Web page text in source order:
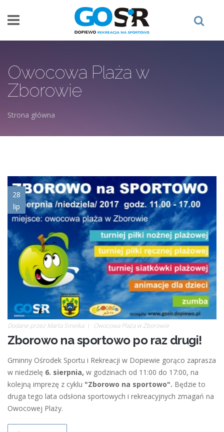
Owocowa Plaża w
Zborowie
Strona główna
28
lip
Dodane przez Marta Smelka Owocowa Plaża w Zborowie
Zborowo na sportowo po raz drugi!
Gminny Ośrodek Sportu i Rekreacji w Dopiewie gorąco zaprasza
w niedzielę 6. sierpnia, w godzinach od 11:00 do 17:00, na
kolejną imprezę z cyklu "Zborowo na sportowo". Będzie to
druga tego lata odsłona sportowych i rekreacyjnych zmagań na
Owocowej Plaży.